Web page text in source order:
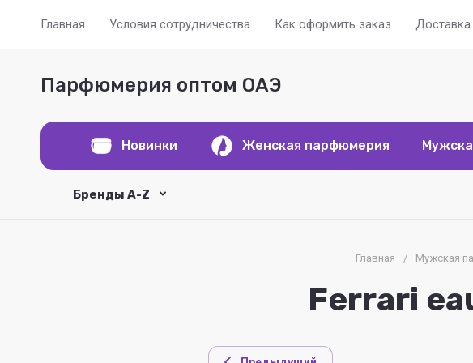
Главная Условия сотрудничества Как оформить заказ Доставка
Парфюмерия оптом ОАЭ
Новинки Женская парфюмерия
Бренды A-Z
Главная / Мужская
Ferrari